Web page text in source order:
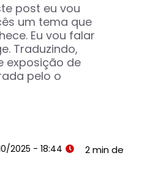
post eu vou
um tema que
Eu vou falar
Traduzindo,
exposição de
pelo o
2025 - 18:44